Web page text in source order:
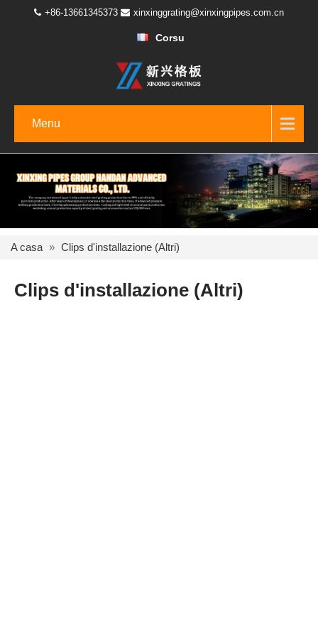
+86-13661345373 xinxinggrating@xinxingpipes.com.cn
Corsu
Menu
A casa » Clips d'installazione (Altri)
Clips d'installazione (Altri)